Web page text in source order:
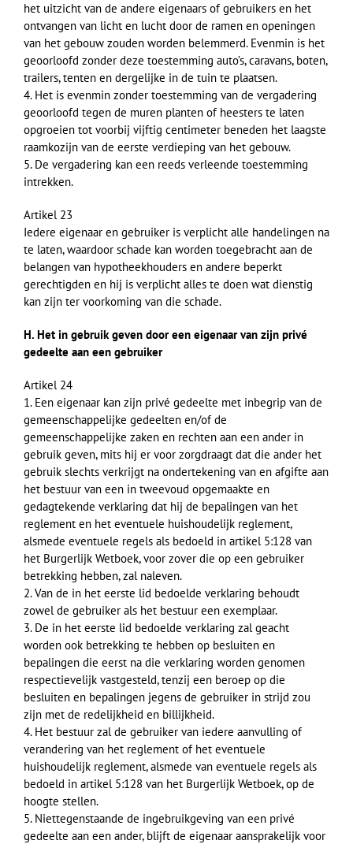
het uitzicht van de andere eigenaars of gebruikers en het
ontvangen van licht en lucht door de ramen en openingen
van het gebouw zouden worden belemmerd. Evenmin is het
geoorloofd zonder deze toestemming auto’s, caravans, boten,
trailers, tenten en dergelijke in de tuin te plaatsen.
4. Het is evenmin zonder toestemming van de vergadering
geoorloofd tegen de muren planten of heesters te laten
opgroeien tot voorbij vijftig centimeter beneden het laagste
raamkozijn van de eerste verdieping van het gebouw.
5. De vergadering kan een reeds verleende toestemming
intrekken.
Artikel 23
Iedere eigenaar en gebruiker is verplicht alle handelingen na
te laten, waardoor schade kan worden toegebracht aan de
belangen van hypotheekhouders en andere beperkt
gerechtigden en hij is verplicht alles te doen wat dienstig
kan zijn ter voorkoming van die schade.
H. Het in gebruik geven door een eigenaar van zijn privé
gedeelte aan een gebruiker
Artikel 24
1. Een eigenaar kan zijn privé gedeelte met inbegrip van de
gemeenschappelijke gedeelten en/of de
gemeenschappelijke zaken en rechten aan een ander in
gebruik geven, mits hij er voor zorgdraagt dat die ander het
gebruik slechts verkrijgt na ondertekening van en afgifte aan
het bestuur van een in tweevoud opgemaakte en
gedagtekende verklaring dat hij de bepalingen van het
reglement en het eventuele huishoudelijk reglement,
alsmede eventuele regels als bedoeld in artikel 5:128 van
het Burgerlijk Wetboek, voor zover die op een gebruiker
betrekking hebben, zal naleven.
2. Van de in het eerste lid bedoelde verklaring behoudt
zowel de gebruiker als het bestuur een exemplaar.
3. De in het eerste lid bedoelde verklaring zal geacht
worden ook betrekking te hebben op besluiten en
bepalingen die eerst na die verklaring worden genomen
respectievelijk vastgesteld, tenzij een beroep op die
besluiten en bepalingen jegens de gebruiker in strijd zou
zijn met de redelijkheid en billijkheid.
4. Het bestuur zal de gebruiker van iedere aanvulling of
verandering van het reglement of het eventuele
huishoudelijk reglement, alsmede van eventuele regels als
bedoeld in artikel 5:128 van het Burgerlijk Wetboek, op de
hoogte stellen.
5. Niettegenstaande de ingebruikgeving van een privé
gedeelte aan een ander, blijft de eigenaar aansprakelijk voor